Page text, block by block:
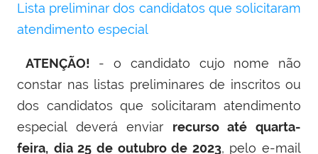
Lista preliminar dos candidatos que solicitaram
atendimento especial
ATENÇÃO!
- o candidato cujo nome não
constar nas listas preliminares de inscritos ou
dos candidatos que solicitaram atendimento
especial deverá enviar recurso até quarta-
feira, dia 25 de outubro de 2023, pelo e-mail